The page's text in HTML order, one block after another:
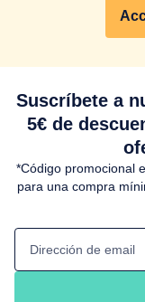
Suscríbete a
5€ de
*Código promocional
para una compra
Dirección de email